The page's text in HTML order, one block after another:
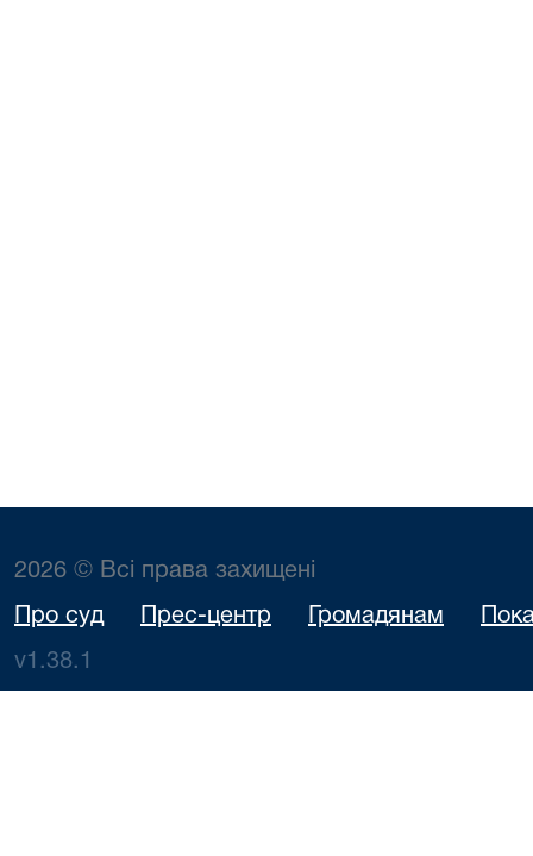
2026 © Всі права захищені
Про суд Прес-центр Громадянам
v1.38.1